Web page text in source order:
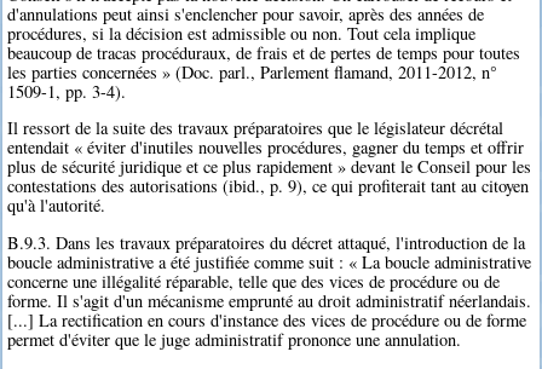
d'annulations peut ainsi s'enclencher pour savoir, après des années de
procédures, si la décision est admissible ou non. Tout cela implique
beaucoup de tracas procéduraux, de frais et de pertes de temps pour toutes
les parties concernées » (Doc. parl., Parlement flamand, 2011-2012, n°
1509-1, pp. 3-4).
Il ressort de la suite des travaux préparatoires que le législateur décrétal
entendait « éviter d'inutiles nouvelles procédures, gagner du temps et offrir
plus de sécurité juridique et ce plus rapidement » devant le Conseil pour les
contestations des autorisations (ibid., p. 9), ce qui profiterait tant au citoyen
qu'à l'autorité.
B.9.3. Dans les travaux préparatoires du décret attaqué, l'introduction de la
boucle administrative a été justifiée comme suit : « La boucle administrative
concerne une illégalité réparable, telle que des vices de procédure ou de
forme. Il s'agit d'un mécanisme emprunté au droit administratif néerlandais.
[...] La rectification en cours d'instance des vices de procédure ou de forme
permet d'éviter que le juge administratif prononce une annulation.